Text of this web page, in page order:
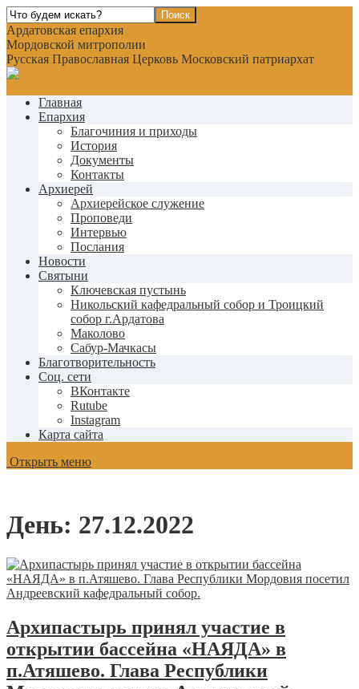
Ардатовская епархия
Мордовской митрополии
Русская Православная Церковь Московский патриархат
Главная
Епархия
Благочиния и приходы
История
Документы
Контакты
Архиерей
Архиерейское служение
Проповеди
Интервью
Послания
Новости
Святыни
Ключевская пустынь
Никольский кафедральный собор и Троицкий
собор г.Ардатова
Маколово
Сабур-Мачкасы
Благотворительность
Соц. сети
ВКонтакте
Rutube
Instagram
Карта сайта
Открыть меню
День: 27.12.2022
Архипастырь принял участие в
открытии бассейна «НАЯДА» в
п.Атяшево. Глава Республики